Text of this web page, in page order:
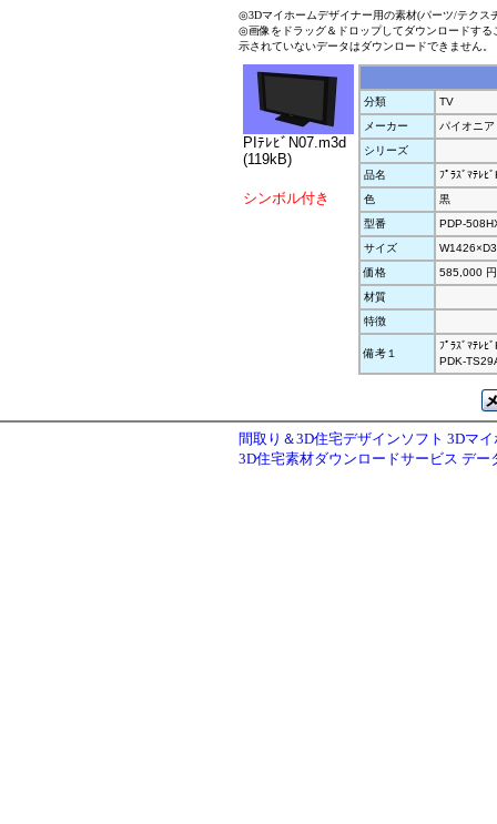
◎3Dマイホームデザイナー用の素材(パーツ/テクス
◎画像をドラッグ＆ドロップしてダウンロードす
示されていないデータはダウンロードできません。
PIﾃﾚﾋﾞN07.m3d
(119kB)
シンボル付き
分類
TV
メーカー
パイオニア
シリーズ
品名
ﾌﾟﾗｽﾞﾏﾃﾚﾋ
色
黒
型番
PDP-
サイズ
価格
585,000
材質
特徴
備考１
ﾌﾟﾗｽﾞﾏﾃﾚﾋ
PDK-
間取り＆3D住宅デザインソフト 3Dマ
3D住宅素材ダウンロードサービス デー